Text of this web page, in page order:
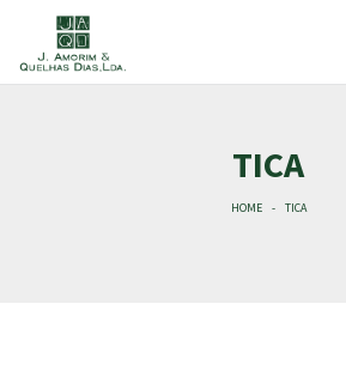
TICA
HOME TICA